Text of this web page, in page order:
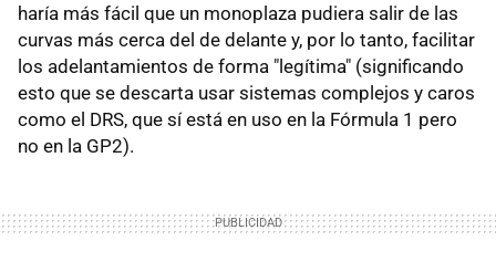
haría más fácil que un monoplaza pudiera salir de las
curvas más cerca del de delante y, por lo tanto, facilitar
los adelantamientos de forma "legítima" (significando
esto que se descarta usar sistemas complejos y caros
como el DRS, que sí está en uso en la Fórmula 1 pero
no en la GP2).